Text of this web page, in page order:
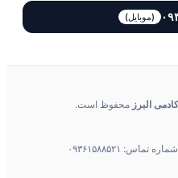
(موبایل)
البرز محفوظ است.
۰۹۳۶۱۵۸۸۵۲۱